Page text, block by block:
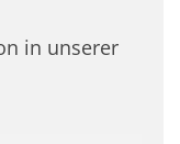
in unserer